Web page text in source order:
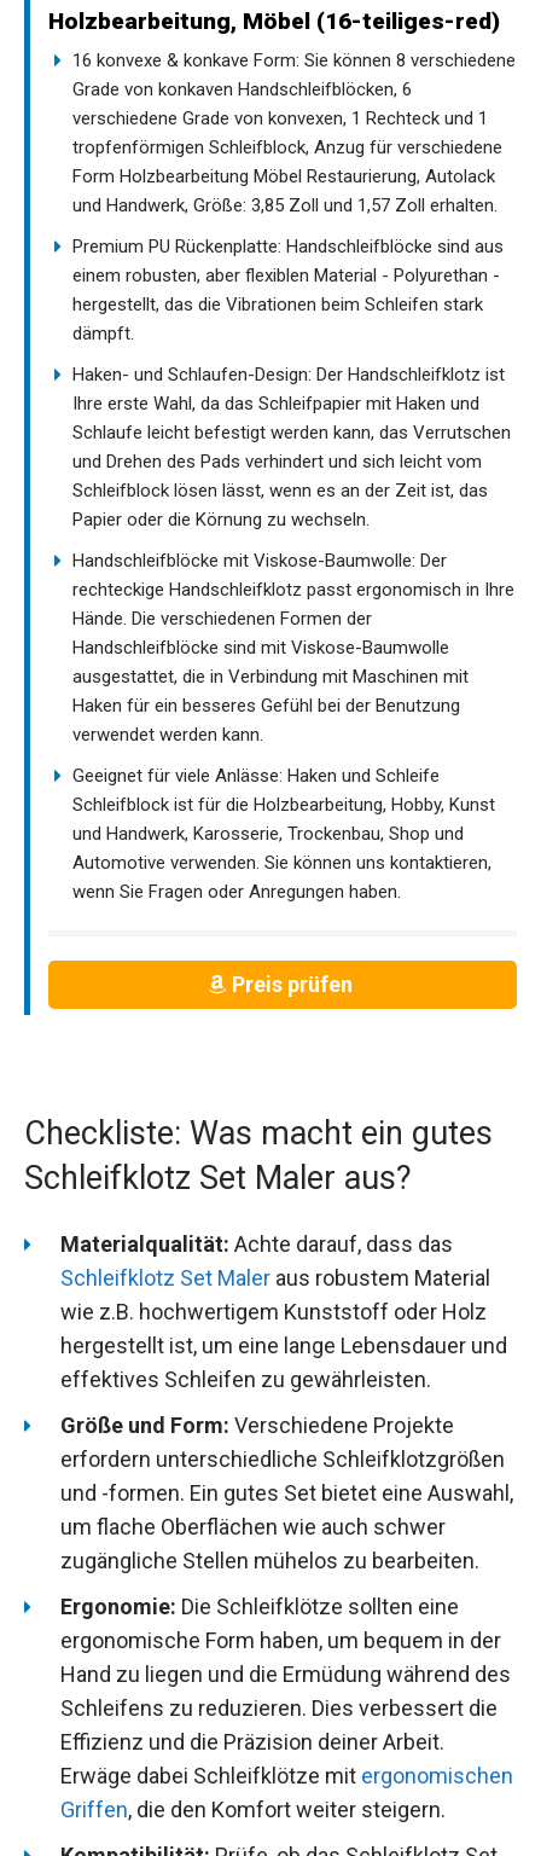
Holzbearbeitung, Möbel (16-teiliges-red)
16 konvexe & konkave Form: Sie können 8 verschiedene
Grade von konkaven Handschleifblöcken, 6
verschiedene Grade von konvexen, 1 Rechteck und 1
tropfenförmigen Schleifblock, Anzug für verschiedene
Form Holzbearbeitung Möbel Restaurierung, Autolack
und Handwerk, Größe: 3,85 Zoll und 1,57 Zoll erhalten.
Premium PU Rückenplatte: Handschleifblöcke sind aus
einem robusten, aber flexiblen Material - Polyurethan -
hergestellt, das die Vibrationen beim Schleifen stark
dämpft.
Haken- und Schlaufen-Design: Der Handschleifklotz ist
Ihre erste Wahl, da das Schleifpapier mit Haken und
Schlaufe leicht befestigt werden kann, das Verrutschen
und Drehen des Pads verhindert und sich leicht vom
Schleifblock lösen lässt, wenn es an der Zeit ist, das
Papier oder die Körnung zu wechseln.
Handschleifblöcke mit Viskose-Baumwolle: Der
rechteckige Handschleifklotz passt ergonomisch in Ihre
Hände. Die verschiedenen Formen der
Handschleifblöcke sind mit Viskose-Baumwolle
ausgestattet, die in Verbindung mit Maschinen mit
Haken für ein besseres Gefühl bei der Benutzung
verwendet werden kann.
Geeignet für viele Anlässe: Haken und Schleife
Schleifblock ist für die Holzbearbeitung, Hobby, Kunst
und Handwerk, Karosserie, Trockenbau, Shop und
Automotive verwenden. Sie können uns kontaktieren,
wenn Sie Fragen oder Anregungen haben.
Preis prüfen
Checkliste: Was macht ein gutes
Schleifklotz Set Maler aus?
Materialqualität: Achte darauf, dass das
Schleifklotz Set Maler aus robustem Material
wie z.B. hochwertigem Kunststoff oder Holz
hergestellt ist, um eine lange Lebensdauer und
effektives Schleifen zu gewährleisten.
Größe und Form: Verschiedene Projekte
erfordern unterschiedliche Schleifklotzgrößen
und -formen. Ein gutes Set bietet eine Auswahl,
um flache Oberflächen wie auch schwer
zugängliche Stellen mühelos zu bearbeiten.
Ergonomie: Die Schleifklötze sollten eine
ergonomische Form haben, um bequem in der
Hand zu liegen und die Ermüdung während des
Schleifens zu reduzieren. Dies verbessert die
Effizienz und die Präzision deiner Arbeit.
Erwäge dabei Schleifklötze mit ergonomischen
Griffen, die den Komfort weiter steigern.